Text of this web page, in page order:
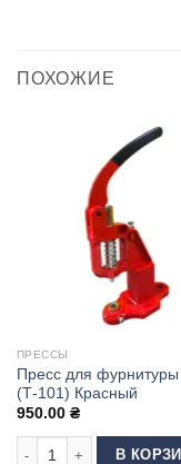
ПОХОЖИЕ
ПРЕССЫ
Пресс для
(Т-101) Красный
950.00 ₴
Количество товара
В